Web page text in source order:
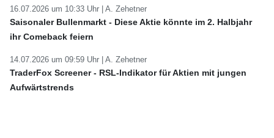
16.07.2026 um 10:33 Uhr | A. Zehetner
Saisonaler Bullenmarkt - Diese Aktie könnte im 2. Halbjahr
ihr Comeback feiern
14.07.2026 um 09:59 Uhr | A. Zehetner
TraderFox Screener - RSL-Indikator für Aktien mit jungen
Aufwärtstrends